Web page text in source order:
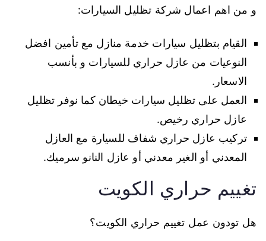
و من اهم اعمال شركة تظليل السيارات:
القيام بتظليل سيارات خدمة منازل مع تأمين افضل
النوعيات من عازل حراري للسيارات و بأنسب
الاسعار.
العمل على تظليل سيارات خيطان كما نوفر تظليل
عازل حراري رخيص.
تركيب عازل حراري شفاف للسيارة مع العازل
المعدني أو الغير معدني أو عازل النانو سرميك.
تغييم حراري الكويت
هل تودون عمل تغييم حراري الكويت؟